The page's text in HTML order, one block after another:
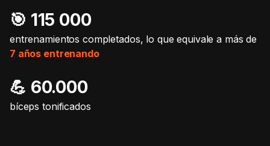
🎯️ 115 000
entrenamientos completados, lo que equivale a más de
7 años entrenando
💪 60.000
bíceps tonificados